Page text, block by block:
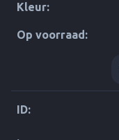
Kleur:
Op voorraad:
ID: